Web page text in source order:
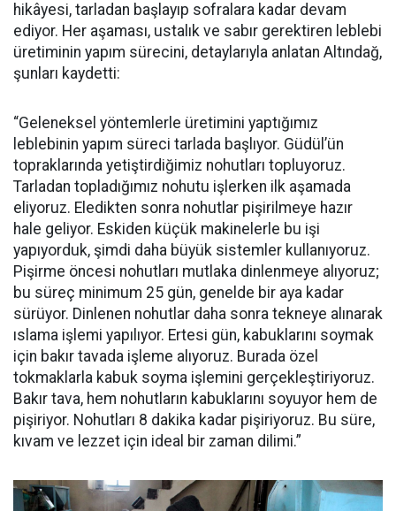
hikâyesi, tarladan başlayıp sofralara kadar devam
ediyor. Her aşaması, ustalık ve sabır gerektiren leblebi
üretiminin yapım sürecini, detaylarıyla anlatan Altındağ,
şunları kaydetti:
“Geleneksel yöntemlerle üretimini yaptığımız
leblebinin yapım süreci tarlada başlıyor. Güdül’ün
topraklarında yetiştirdiğimiz nohutları topluyoruz.
Tarladan topladığımız nohutu işlerken ilk aşamada
eliyoruz. Eledikten sonra nohutlar pişirilmeye hazır
hale geliyor. Eskiden küçük makinelerle bu işi
yapıyorduk, şimdi daha büyük sistemler kullanıyoruz.
Pişirme öncesi nohutları mutlaka dinlenmeye alıyoruz;
bu süreç minimum 25 gün, genelde bir aya kadar
sürüyor. Dinlenen nohutlar daha sonra tekneye alınarak
ıslama işlemi yapılıyor. Ertesi gün, kabuklarını soymak
için bakır tavada işleme alıyoruz. Burada özel
tokmaklarla kabuk soyma işlemini gerçekleştiriyoruz.
Bakır tava, hem nohutların kabuklarını soyuyor hem de
pişiriyor. Nohutları 8 dakika kadar pişiriyoruz. Bu süre,
kıvam ve lezzet için ideal bir zaman dilimi.”